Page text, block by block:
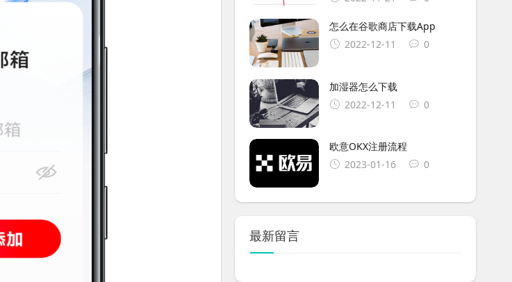
怎么在谷歌商店下载App
2022-12-11
0
加湿器怎么下载
2022-12-11
0
欧意OKX注册流程
2023-01-16
0
最新留言